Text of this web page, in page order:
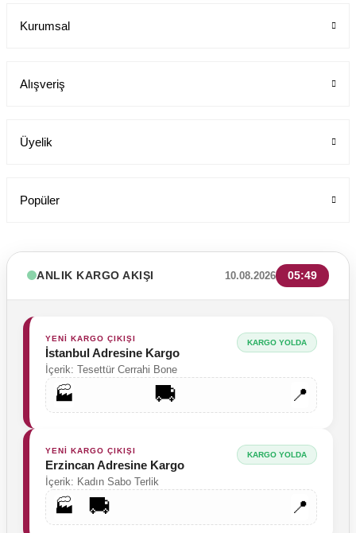
Kurumsal
Alışveriş
Üyelik
Popüler
ANLIK KARGO AKIŞI 10.08.2026 05:49
YENİ KARGO ÇIKIŞI
İstanbul Adresine Kargo
İçerik: Tesettür Cerrahi Bone
KARGO YOLDA
🏭 🚚 📍
YENİ KARGO ÇIKIŞI
Erzincan Adresine Kargo
İçerik: Kadın Sabo Terlik
KARGO YOLDA
🏭 🚚 📍